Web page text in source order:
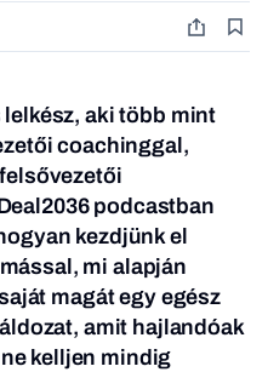
aki több mint
coachinggal,
podcastban
kezdjünk el
mi alapján
magát egy egész
amit hajlandóak
kelljen mindig